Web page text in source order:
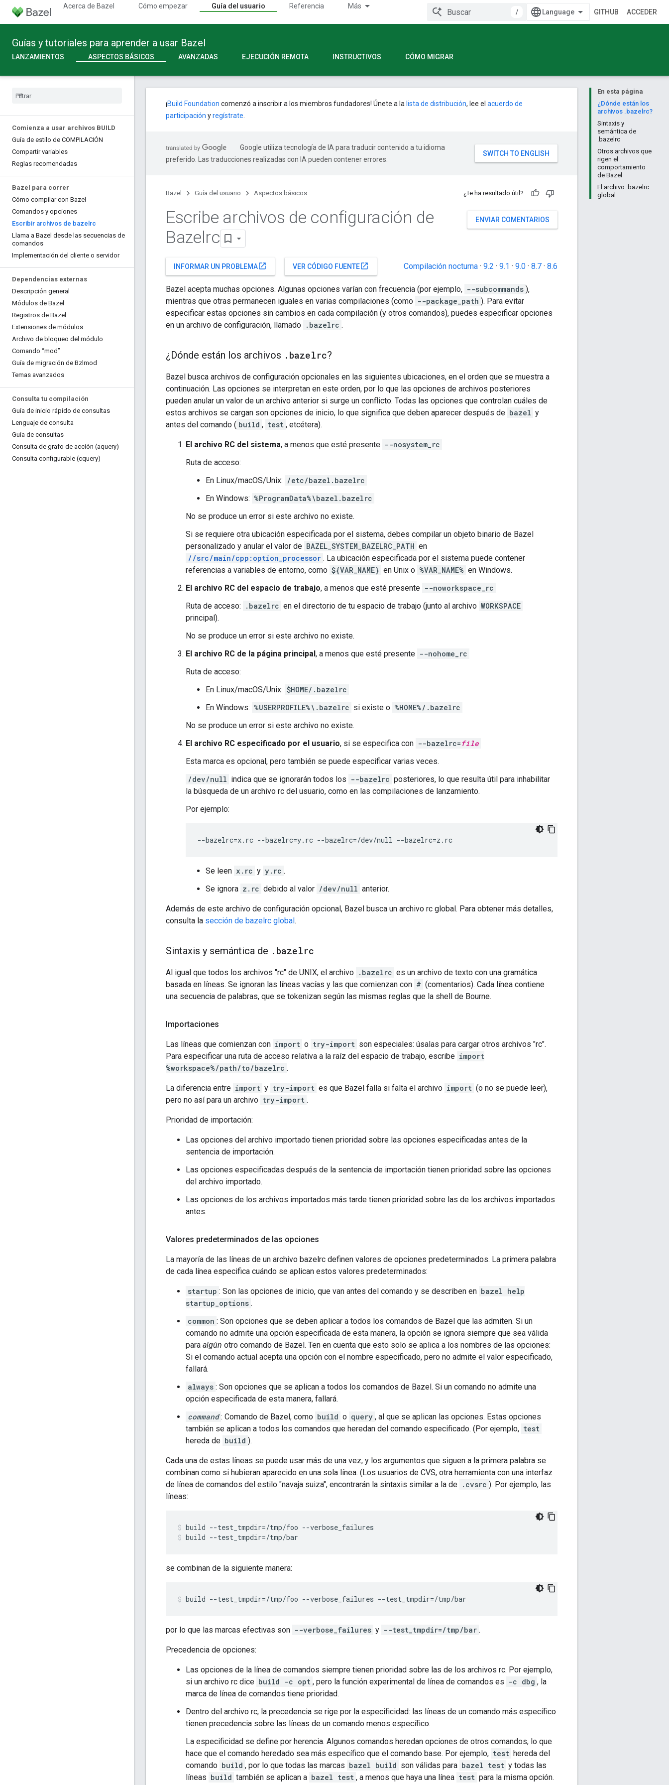
Acerca de Bazel Cómo empezar Guía del usuario Referencia Más
/ GITHUB ACCEDER
Guías y tutoriales para aprender a usar Bazel
LANZAMIENTOS ASPECTOS BÁSICOS AVANZADAS EJECUCIÓN REMOTA INSTRUCTIVOS CÓMO MIGRAR
Comienza a usar archivos BUILD
Guía de estilo de COMPILACIÓN
Compartir variables
Reglas recomendadas
Bazel para correr
Cómo compilar con Bazel
Comandos y opciones
Escribir archivos de bazelrc
Llama a Bazel desde las secuencias de
comandos
Implementación del cliente o servidor
Dependencias externas
Descripción general
Módulos de Bazel
Registros de Bazel
Extensiones de módulos
Archivo de bloqueo del módulo
Comando “mod”
Guía de migración de Bzlmod
Temas avanzados
Consulta tu compilación
Guía de inicio rápido de consultas
Lenguaje de consulta
Guía de consultas
Consulta de grafo de acción (aquery)
Consulta configurable (cquery)
En esta página
¿Dónde están los
archivos .bazelrc?
Sintaxis y
semántica de
.bazelrc
Otros archivos que
rigen el
comportamiento
de Bazel
El archivo .bazelrc
global
¡Build Foundation comenzó a inscribir a los miembros fundadores! Únete a la lista de distribución, lee el acuerdo de
participación yregístrate
Google utiliza tecnología de IA para traducir contenido a tu idioma
preferido. Las traducciones realizadas con IA pueden contener errores.
Bazel Guía del usuario Aspectos básicos ¿Te ha resultado útil?
ENVIAR COMENTARIOS
Escribe archivos de configuración de
Bazelrc
INFORMAR UN PROBLEMAopen_in_new VER CÓDIGO FUENTEopen_in_new Compilación nocturna · 9.2 · 9.1 · 9.0 · 8.7 · 8.6
Bazel acepta muchas opciones. Algunas opciones varían con frecuencia (por ejemplo, --subcommands ),
mientras que otras permanecen iguales en varias compilaciones (como --package_path ). Para evitar
especificar estas opciones sin cambios en cada compilación (y otros comandos), puedes especificar opciones
en un archivo de configuración, llamado .bazelrc .
¿Dónde están los archivos . bazelrc?
Bazel busca archivos de configuración opcionales en las siguientes ubicaciones, en el orden que se muestra a
continuación. Las opciones se interpretan en este orden, por lo que las opciones de archivos posteriores
pueden anular un valor de un archivo anterior si surge un conflicto. Todas las opciones que controlan cuáles de
estos archivos se cargan son opciones de inicio, lo que significa que deben aparecer después de bazel y
antes del comando ( build , test , etcétera).
El archivo RC del sistema, a menos que esté presente --nosystem_rc
Ruta de acceso:
En Linux/macOS/Unix: /etc/bazel.bazelrc
En Windows: %ProgramData%\bazel.bazelrc
No se produce un error si este archivo no existe.
Si se requiere otra ubicación especificada por el sistema, debes compilar un objeto binario de Bazel
personalizado y anular el valor de BAZEL_SYSTEM_BAZELRC_PATH en
//src/main/cpp:option_processor . La ubicación especificada por el sistema puede contener
referencias a variables de entorno, como ${VAR_NAME} en Unix o %VAR_NAME% en Windows.
El archivo RC del espacio de trabajo, a menos que esté presente --noworkspace_rc
Ruta de acceso:
.bazelrc en el directorio de tu espacio de trabajo (junto al archivo WORKSPACE
principal).
No se produce un error si este archivo no existe.
El archivo RC de la página principal, a menos que esté presente --nohome_rc
Ruta de acceso:
En Linux/macOS/Unix: $HOME/.bazelrc
En Windows: %USERPROFILE%\.bazelrc si existe o %HOME%/.bazelrc
No se produce un error si este archivo no existe.
El archivo RC especificado por el usuario, si se especifica con --bazelrc=file
Esta marca es opcional, pero también se puede especificar varias veces.
/dev/null indica que se ignorarán todos los --bazelrc posteriores, lo que resulta útil para inhabilitar
la búsqueda de un archivo rc del usuario, como en las compilaciones de lanzamiento.
Por ejemplo:
Se leen x.rc y y.rc .
Se ignora z.rc debido al valor /dev/null anterior.
Además de este archivo de configuración opcional, Bazel busca un archivo rc global. Para obtener más detalles,
consulta la sección de bazelrc global.
Sintaxis y semántica de . bazelrc
Al igual que todos los archivos "rc" de UNIX, el archivo .bazelrc es un archivo de texto con una gramática
basada en líneas. Se ignoran las líneas vacías y las que comienzan con # (comentarios). Cada línea contiene
una secuencia de palabras, que se tokenizan según las mismas reglas que la shell de Bourne.
Importaciones
Las líneas que comienzan con import o try-import son especiales: úsalas para cargar otros archivos "rc".
Para especificar una ruta de acceso relativa a la raíz del espacio de trabajo, escribe import
%workspace%/path/to/bazelrc .
La diferencia entre import y try-import es que Bazel falla si falta el archivo import (o no se puede leer),
pero no así para un archivo try-import .
Prioridad de importación:
Las opciones del archivo importado tienen prioridad sobre las opciones especificadas antes de la
sentencia de importación.
Las opciones especificadas después de la sentencia de importación tienen prioridad sobre las opciones
del archivo importado.
Las opciones de los archivos importados más tarde tienen prioridad sobre las de los archivos importados
antes.
Valores predeterminados de las opciones
La mayoría de las líneas de un archivo bazelrc definen valores de opciones predeterminados. La primera palabra
de cada línea especifica cuándo se aplican estos valores predeterminados:
startup : Son las opciones de inicio, que van antes del comando y se describen en bazel help
startup_options .
common : Son opciones que se deben aplicar a todos los comandos de Bazel que las admiten. Si un
comando no admite una opción especificada de esta manera, la opción se ignora siempre que sea válida
para algún otro comando de Bazel. Ten en cuenta que esto solo se aplica a los nombres de las opciones:
Si el comando actual acepta una opción con el nombre especificado, pero no admite el valor especificado,
fallará.
always : Son opciones que se aplican a todos los comandos de Bazel. Si un comando no admite una
opción especificada de esta manera, fallará.
command : Comando de Bazel, como build o query , al que se aplican las opciones. Estas opciones
también se aplican a todos los comandos que heredan del comando especificado. (Por ejemplo, test
hereda de build ).
Cada una de estas líneas se puede usar más de una vez, y los argumentos que siguen a la primera palabra se
combinan como si hubieran aparecido en una sola línea. (Los usuarios de CVS, otra herramienta con una interfaz
de línea de comandos del estilo "navaja suiza", encontrarán la sintaxis similar a la de .cvsrc ). Por ejemplo, las
líneas:
build --test_tmpdir=/tmp/foo --verbose_failures
build --test_tmpdir=/tmp/bar
se combinan de la siguiente manera:
build --test_tmpdir=/tmp/foo --verbose_failures --test_tmpdir=/tmp/bar
por lo que las marcas efectivas son --verbose_failures y --test_tmpdir=/tmp/bar .
Precedencia de opciones:
Las opciones de la línea de comandos siempre tienen prioridad sobre las de los archivos rc. Por ejemplo,
si un archivo rc dice build -c opt , pero la función experimental de línea de comandos es -c dbg , la
marca de línea de comandos tiene prioridad.
Dentro del archivo rc, la precedencia se rige por la especificidad: las líneas de un comando más específico
tienen precedencia sobre las líneas de un comando menos específico.
La especificidad se define por herencia. Algunos comandos heredan opciones de otros comandos, lo que
hace que el comando heredado sea más específico que el comando base. Por ejemplo, test hereda del
comando build , por lo que todas las marcas bazel build son válidas para bazel test y todas las
líneas build también se aplican a bazel test , a menos que haya una línea test para la misma opción.